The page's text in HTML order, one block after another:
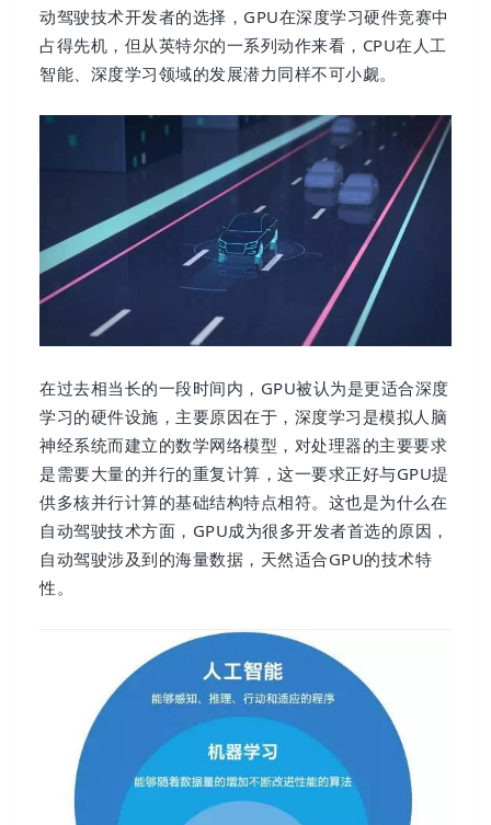
动驾驶技术开发者的选择，GPU在深度学习硬件竞赛中
占得先机，但从英特尔的一系列动作来看，CPU在人工
智能、深度学习领域的发展潜力同样不可小觑。
在过去相当长的一段时间内，GPU被认为是更适合深度
学习的硬件设施，主要原因在于，深度学习是模拟人脑
神经系统而建立的数学网络模型，对处理器的主要要求
是需要大量的并行的重复计算，这一要求正好与GPU提
供多核并行计算的基础结构特点相符。这也是为什么在
自动驾驶技术方面，GPU成为很多开发者首选的原因，
自动驾驶涉及到的海量数据，天然适合GPU的技术特
性。